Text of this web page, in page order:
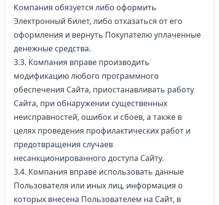
Компания обязуется либо оформить
Электронный билет, либо отказаться от его
оформления и вернуть Покупателю уплаченные
денежные средства.
3.3. Компания вправе производить
модификацию любого программного
обеспечения Сайта, приостанавливать работу
Сайта, при обнаружении существенных
неисправностей, ошибок и сбоев, а также в
целях проведения профилактических работ и
предотвращения случаев
несанкционированного доступа Сайту.
3.4. Компания вправе использовать данные
Пользователя или иных лиц, информация о
которых внесена Пользователем на Сайт, в